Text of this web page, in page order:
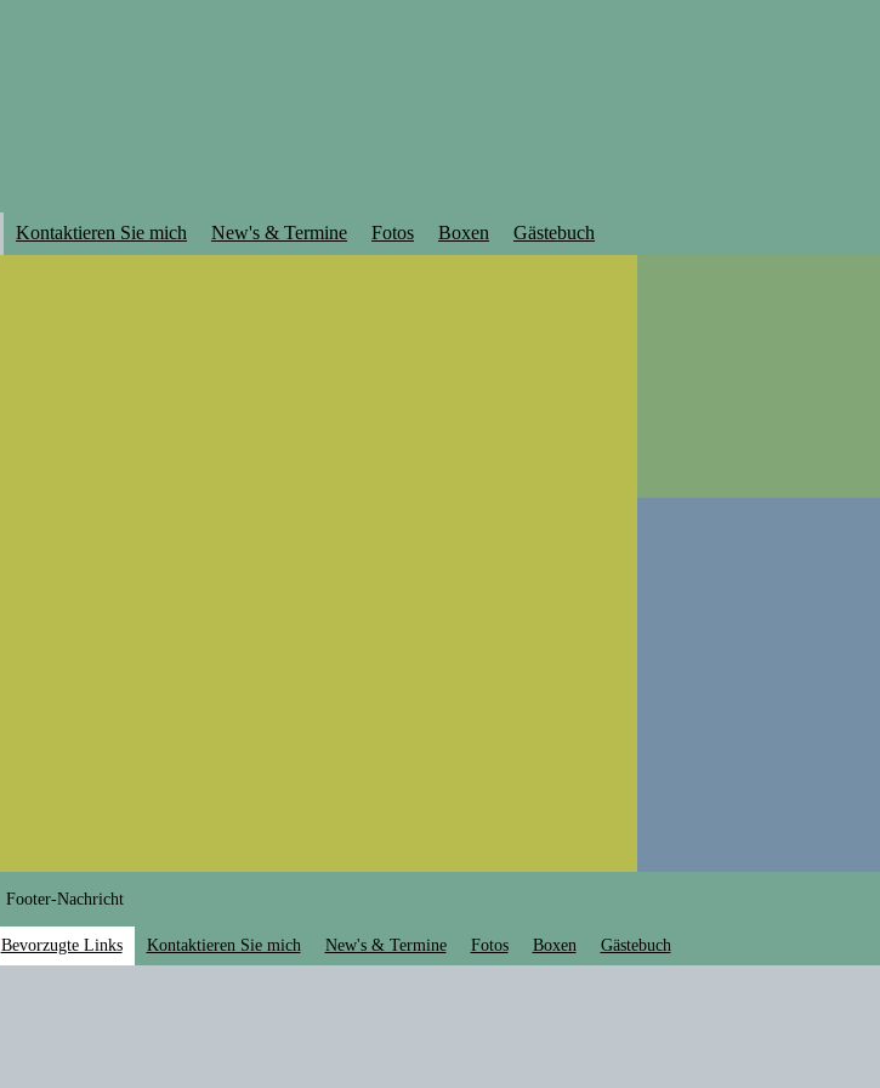
Kontaktieren Sie mich New's & Termine Fotos Boxen Gästebuch
Footer-Nachricht
Bevorzugte Links Kontaktieren Sie mich New's & Termine Fotos Boxen Gästebuch